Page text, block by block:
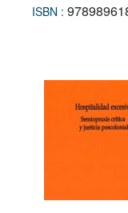
ISBN :